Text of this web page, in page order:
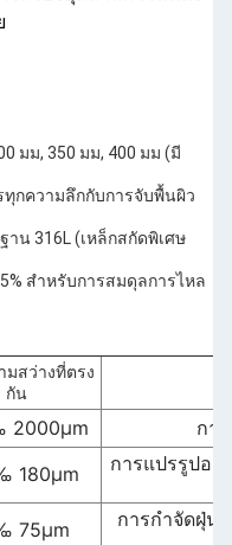
มม, 350 มม, 400 มม (มี
กความลึกกับการจับพื้นผิว
น 316L (เหล็กสกัดพิเศษ
สําหรับการสมดุลการไหล
มสว่างที่ตรง
กัน
2000μm
กา
180μm การแปรรูปอา
75μm การกําจัดฝุ่น